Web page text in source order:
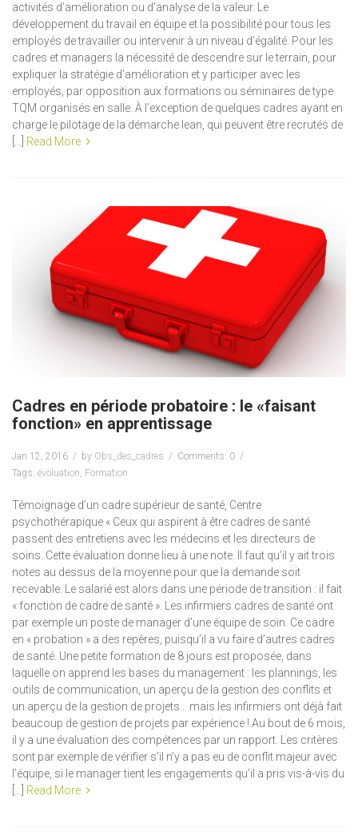
activités d’amélioration ou d’analyse de la valeur. Le
développement du travail en équipe et la possibilité pour tous les
employés de travailler ou intervenir à un niveau d’égalité. Pour les
cadres et managers la nécessité de descendre sur le terrain, pour
expliquer la stratégie d’amélioration et y participer avec les
employés, par opposition aux formations ou séminaires de type
TQM organisés en salle. À l’exception de quelques cadres ayant en
charge le pilotage de la démarche lean, qui peuvent être recrutés de
Read More
Cadres en période probatoire : le «faisant
fonction» en apprentissage
Jan 12, 2016 by Obs_des_cadres
Comments: 0
Tags: évoluation, Formation
Témoignage d’un cadre supérieur de santé, Centre
psychothérapique « Ceux qui aspirent à être cadres de santé
passent des entretiens avec les médecins et les directeurs de
soins. Cette évaluation donne lieu à une note. Il faut qu’il y ait trois
notes au dessus de la moyenne pour que la demande soit
recevable. Le salarié est alors dans une période de transition : il fait
« fonction de cadre de santé ». Les infirmiers cadres de santé ont
par exemple un poste de manager d’une équipe de soin. Ce cadre
en « probation » a des repères, puisqu’il a vu faire d’autres cadres
de santé. Une petite formation de 8 jours est proposée, dans
laquelle on apprend les bases du management : les plannings, les
outils de communication, un aperçu de la gestion des conflits et
un aperçu de la gestion de projets… mais les infirmiers ont déjà fait
beaucoup de gestion de projets par expérience ! Au bout de 6 mois,
il y a une évaluation des compétences par un rapport. Les critères
sont par exemple de vérifier s’il n’y a pas eu de conflit majeur avec
l’équipe, si le manager tient les engagements qu’il a pris vis-à-vis du
[…] Read More